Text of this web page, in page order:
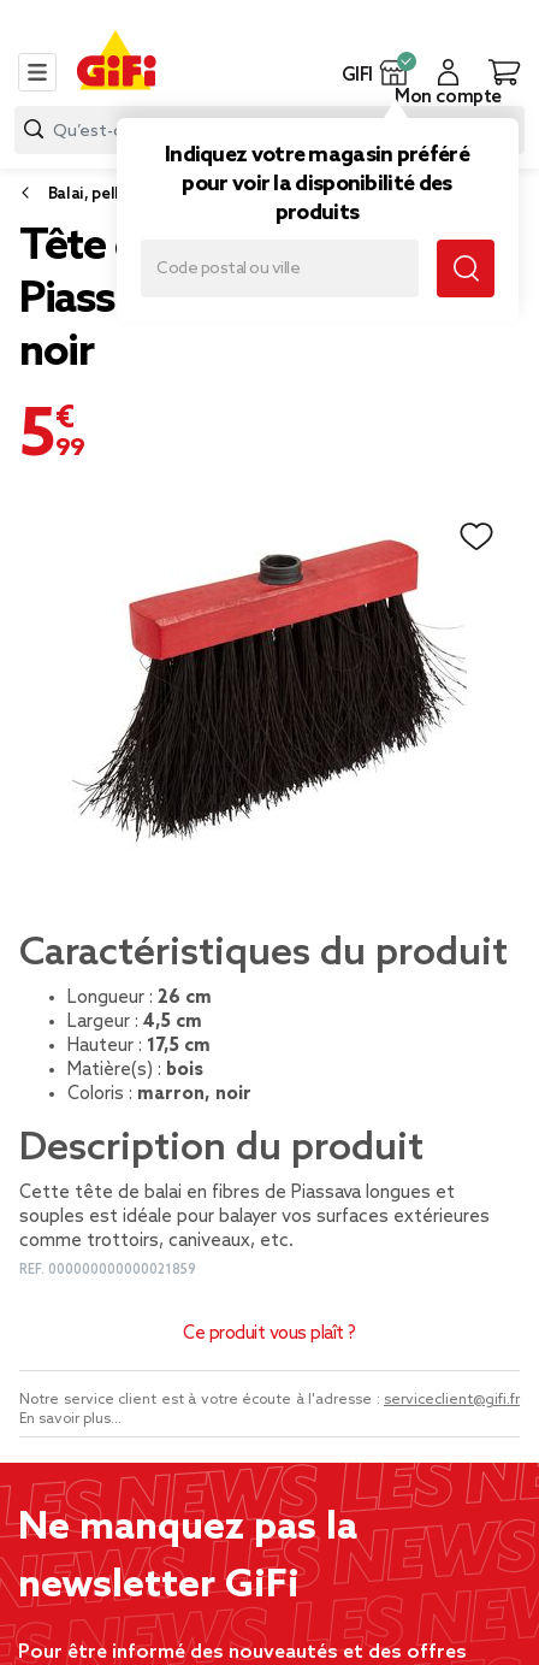
GIFI
Indiquez votre magasin préféré
pour voir la disponibilité des
produits
Mon compte
Balai, pelle et balayette
Tête de balai fibres de
Piassava 3 rangs rouge et
noir
5,99 €
Caractéristiques du produit
Longueur : 26 cm
Largeur : 4,5 cm
Hauteur : 17,5 cm
Matière(s) : bois
Coloris : marron, noir
Description du produit
Cette tête de balai en fibres de Piassava longues et
souples est idéale pour balayer vos surfaces extérieures
comme trottoirs, caniveaux, etc.
REF. 000000000000021859
Ce produit vous plaît ?
Notre service client est à votre écoute à l'adresse : serviceclient@gifi.fr
En savoir plus...
Ne manquez pas la
newsletter GiFi
Pour être informé des nouveautés et des offres